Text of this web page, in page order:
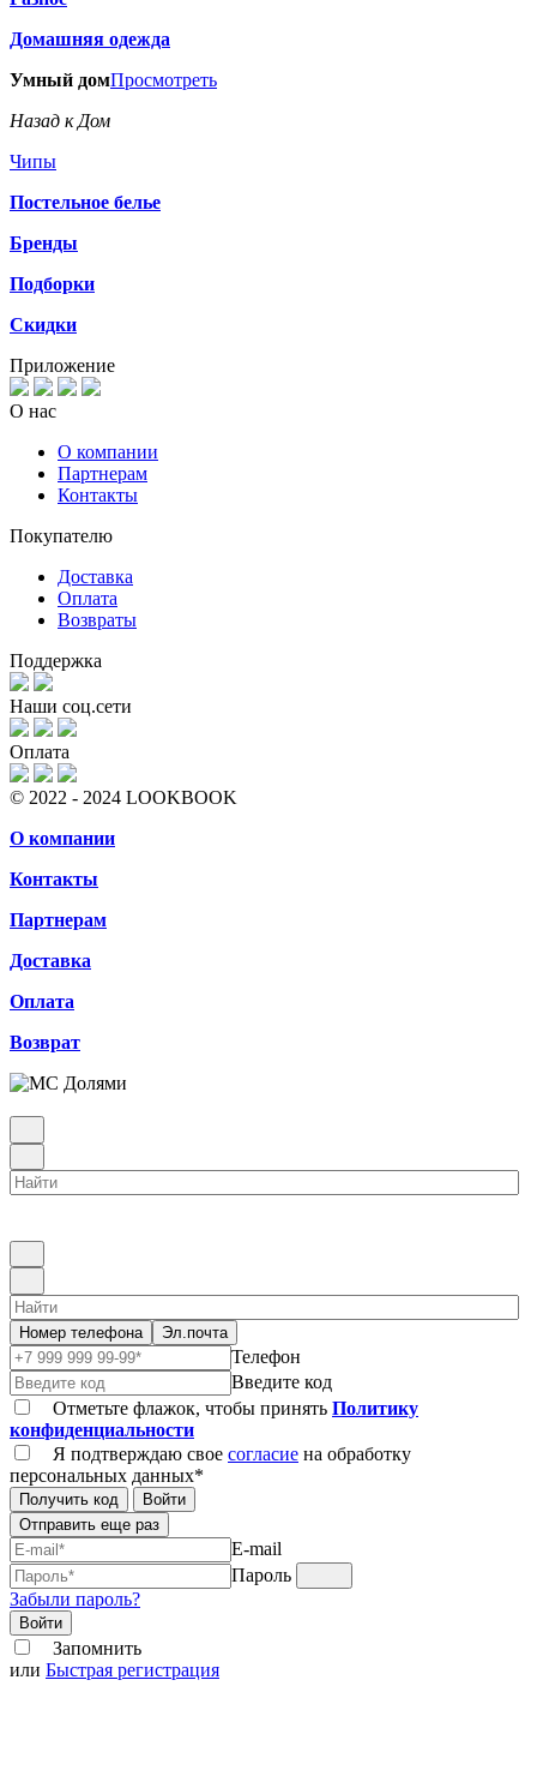
Домашняя одежда
Умный домПросмотреть
Назад к Дом
Чипы
Постельное белье
Бренды
Подборки
Скидки
Приложение
О нас
О компании
Партнерам
Контакты
Покупателю
Доставка
Оплата
Возвраты
Поддержка
Наши соц.сети
Оплата
© 2022 - 2024 LOOKBOOK
О компании
Контакты
Партнерам
Доставка
Оплата
Возврат
Номер телефона Эл.почта
Телефон
Введите код
Отметьте флажок, чтобы принять Политику
конфиденциальности
Я подтверждаю свое согласие на обработку
персональных данных*
Получить код
Войти
Отправить еще раз
E-mail
Пароль
Забыли пароль?
Войти
Запомнить
или Быстрая регистрация